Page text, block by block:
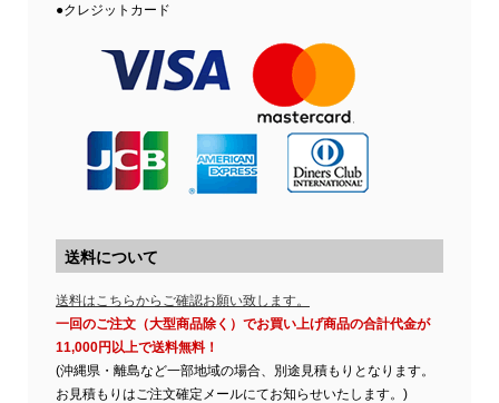
●クレジットカード
送料について
送料はこちらからご確認お願い致します。
一回のご注文（大型商品除く）でお買い上げ商品の合計代金が
11,000円以上で送料無料！
(沖縄県・離島など一部地域の場合、別途見積もりとなります。
お見積もりはご注文確定メールにてお知らせいたします。)